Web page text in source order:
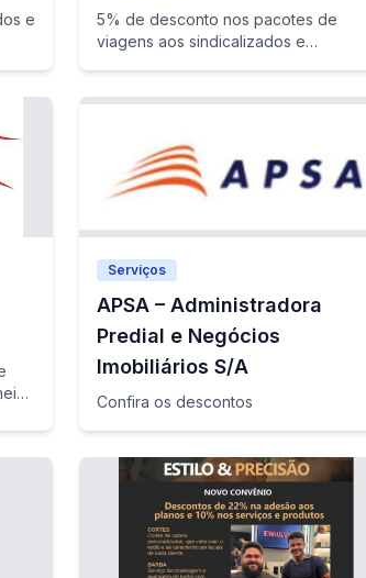
e
5% de desconto nos pacotes de
viagens aos sindicalizados e
Serviços
APSA – Administradora
Predial e Negócios
Imobiliários S/A
Confira os descontos